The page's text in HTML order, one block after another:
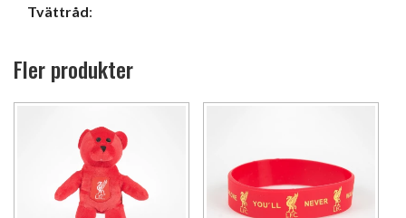
Tvättråd:
Fler produkter